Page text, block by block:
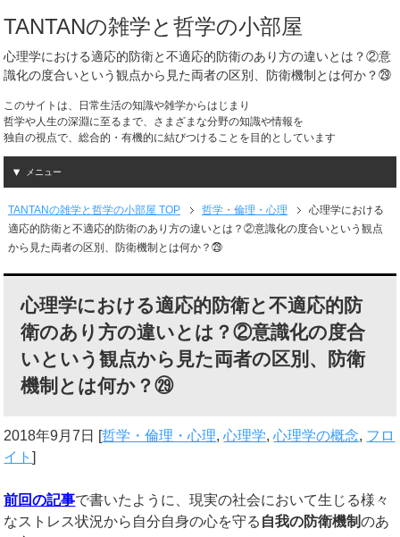
TANTANの雑学と哲学の小部屋
心理学における適応的防衛と不適応的防衛のあり方の違いとは？②意
識化の度合いという観点から見た両者の区別、防衛機制とは何か？㉙
このサイトは、日常生活の知識や雑学からはじまり
哲学や人生の深淵に至るまで、さまざまな分野の知識や情報を
独自の視点で、総合的・有機的に結びつけることを目的としています
メニュー
TANTANの雑学と哲学の小部屋 TOP 哲学・倫理・心理
心理学における
適応的防衛と不適応的防衛のあり方の違いとは？②意識化の度合いという観点
から見た両者の区別、防衛機制とは何か？㉙
心理学における適応的防衛と不適応的防
衛のあり方の違いとは？②意識化の度合
いという観点から見た両者の区別、防衛
機制とは何か？㉙
2018年9月7日 [哲学・倫理・心理,心理学,心理学の概念, フロ
イト]
前回の記事で書いたように、現実の社会において生じる様々
なストレス状況から自分自身の心を守る 自我の防衛機制のあ